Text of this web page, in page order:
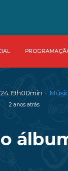
19h00min -
2 anos atrás